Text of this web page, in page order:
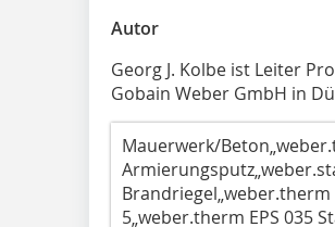
Autor
Georg J. Kolbe ist Leiter
Gobain Weber GmbH in
Mauerwerk/
Brandriegel„weber.therm
5„weber.therm EPS 035